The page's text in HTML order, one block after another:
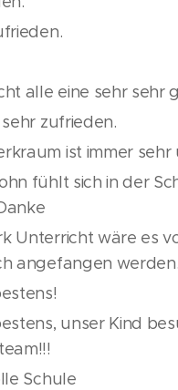
alle eine sehr sehr
zufrieden.
ist immer
fühlt sich in der
Unterricht wäre es
angefangen werden.
unser Kind
Schule